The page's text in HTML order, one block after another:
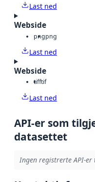
Last ned
Webside
pngpng
Last ned
Webside
tifftif
Last ned
API-er som
datasettet
Ingen registrerte API-